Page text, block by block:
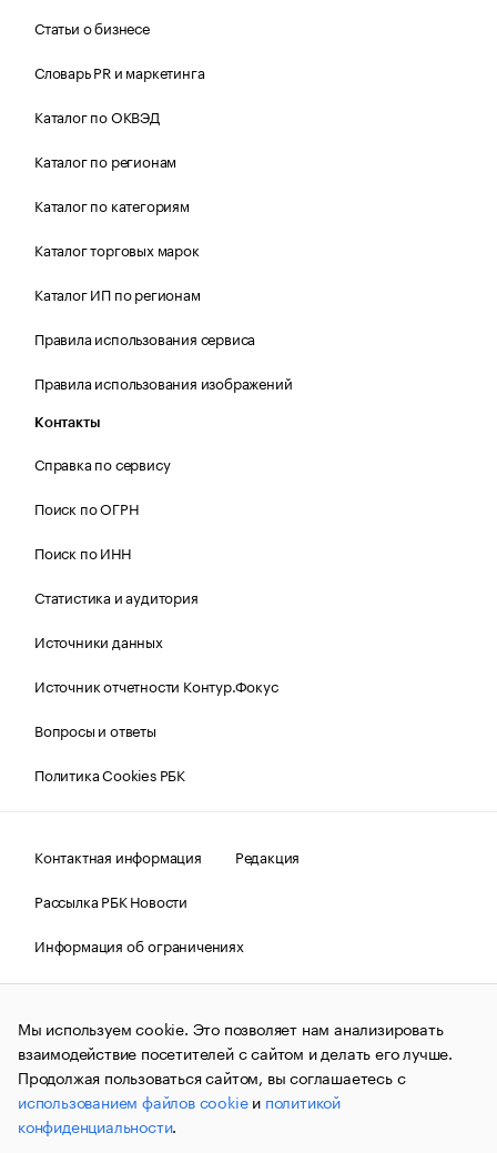
Статьи о бизнесе
Словарь PR и маркетинга
Каталог по ОКВЭД
Каталог по регионам
Каталог по категориям
Каталог торговых марок
Каталог ИП по регионам
Правила использования сервиса
Правила использования изображений
Контакты
Справка по сервису
Поиск по ОГРН
Поиск по ИНН
Статистика и аудитория
Источники данных
Источник отчетности Контур.Фокус
Вопросы и ответы
Политика Cookies РБК
Контактная информация
Редакция
Рассылка РБК Новости
Информация об ограничениях
Правовая информация
О соблюдении авторских прав
© АО «РОСБИЗНЕСКОНСАЛТИНГ»,1995–2026.Сообщения
и материалы информационного агентства «РБК»
(зарегистрировано Федеральной службой по надзору в сфере
связи, информационных технологий и массовых
коммуникаций (Роскомнадзор) 09.12.2015 за номером ИА
№ФС77-63848) сопровождаются пометкой «РБК». Отдельные
публикации могут содержать информацию,
Мы используем cookie. Это позволяет нам анализировать
взаимодействие посетителей с сайтом и делать его лучше.
Продолжая пользоваться сайтом, вы соглашаетесь с
использованием файлов cookieи политикой
конфиденциальности.